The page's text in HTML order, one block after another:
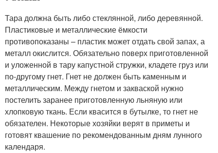
Тара должна быть либо стеклянной, либо деревянной.
Пластиковые и металлические ёмкости
противопоказаны – пластик может отдать свой запах, а
металл окислится. Обязательно поверх приготовленной
и уложенной в тару капустной стружки, кладете груз или
по-другому гнет. Гнет не должен быть каменным и
металлическим. Между гнетом и закваской нужно
постелить заранее приготовленную льняную или
хлопковую ткань. Если квасится в бутылке, то гнет не
обязателен. Некоторые хозяйки верят в приметы и
готовят квашение по рекомендованным дням лунного
календаря.